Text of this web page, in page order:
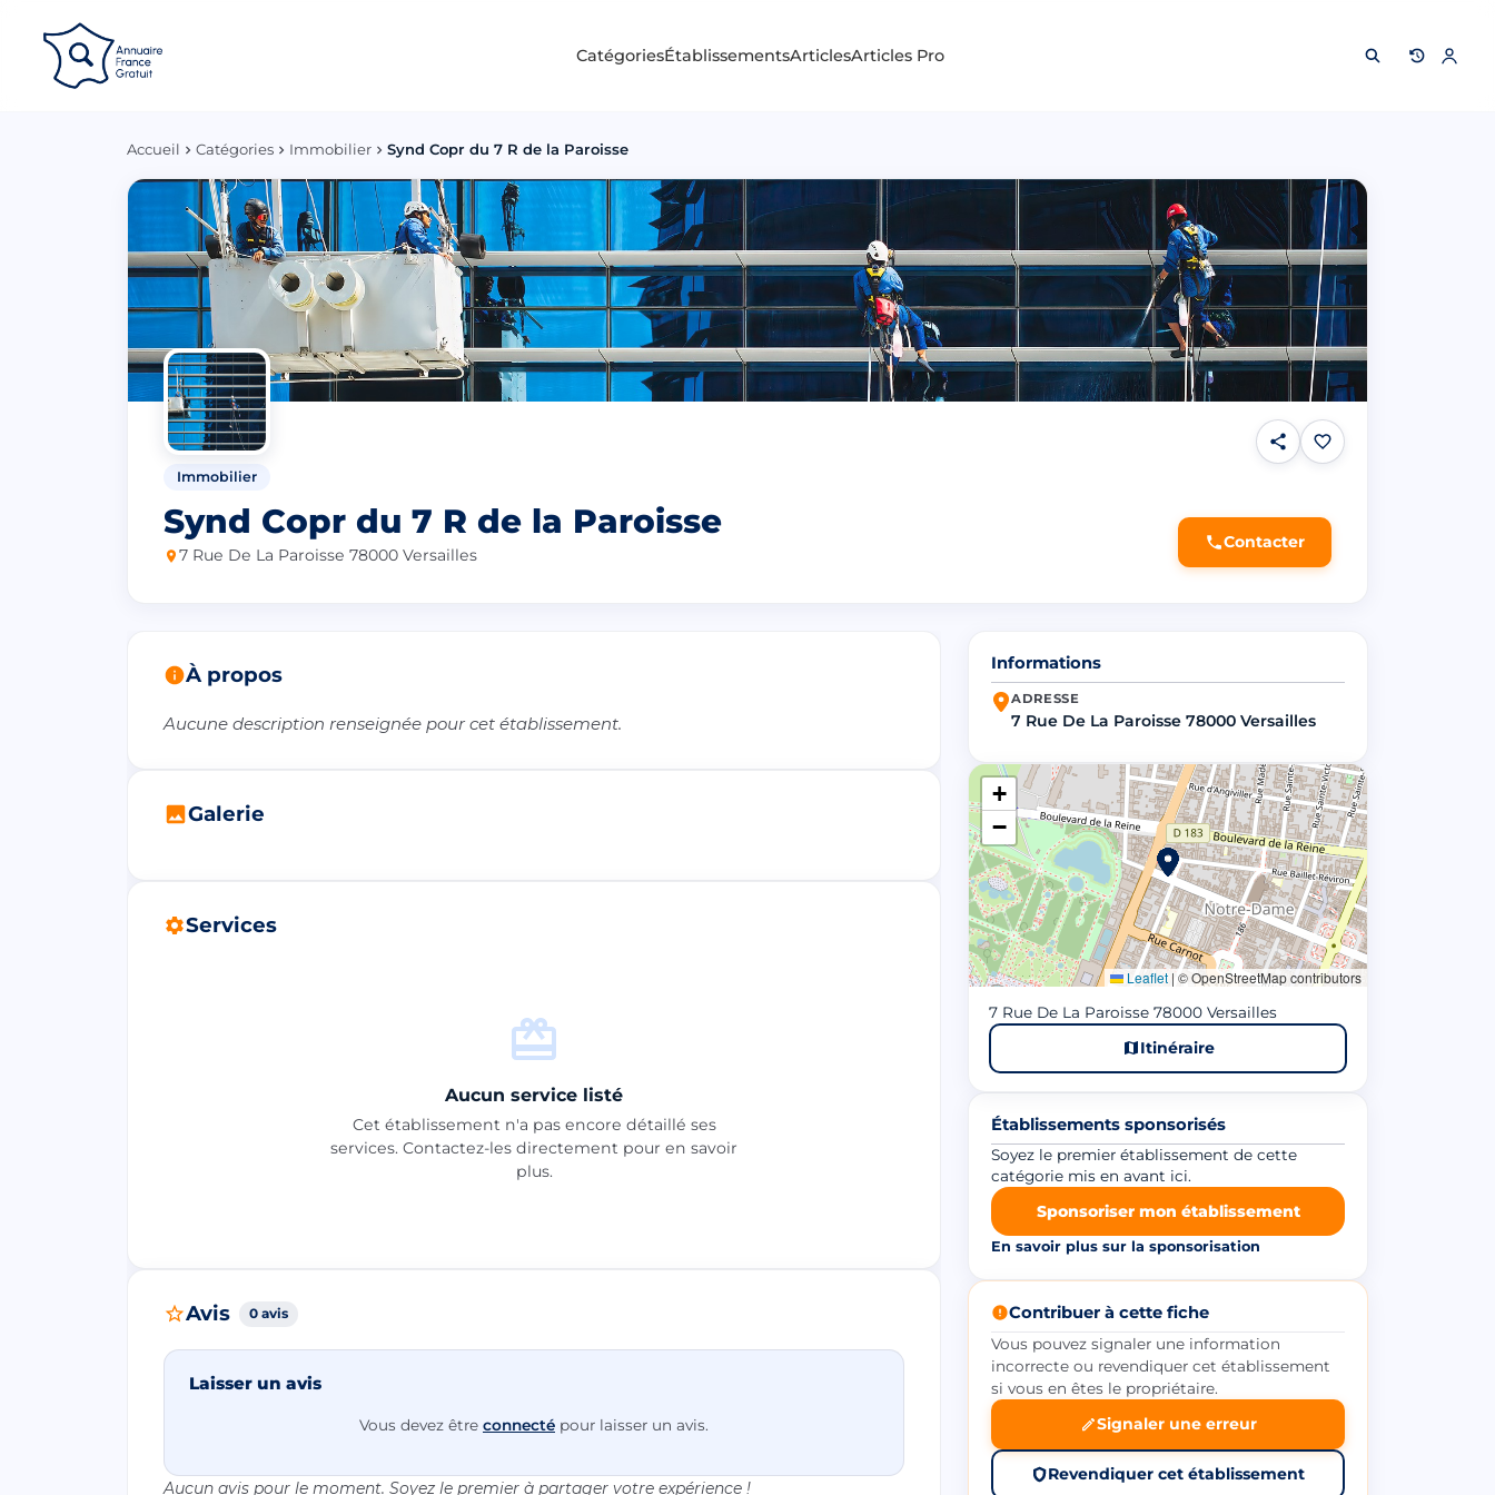
CatégoriesÉtablissementsArticlesArticles Pro
Accueil Catégories Immobilier Synd Copr du 7 R de la Paroisse
Immobilier
Synd Copr du 7 R de la Paroisse
7 Rue De La Paroisse 78000 Versailles
Contacter
À propos
Aucune description renseignée pour cet établissement.
Galerie
Services
Aucun service listé
Cet établissement n'a pas encore détaillé ses
services. Contactez-les directement pour en savoir
plus.
Avis 0 avis
Laisser un avis
Vous devez être connecté pour laisser un avis.
Aucun avis pour le moment. Soyez le premier à partager votre expérience !
Informations
ADRESSE
7 Rue De La Paroisse 78000 Versailles
+
−
Leaflet |© OpenStreetMap contributors
7 Rue De La Paroisse 78000 Versailles
Itinéraire
Établissements sponsorisés
Soyez le premier établissement de cette
catégorie mis en avant ici.
Sponsoriser mon établissement
En savoir plus sur la sponsorisation
Contribuer à cette fiche
Vous pouvez signaler une information
incorrecte ou revendiquer cet établissement
si vous en êtes le propriétaire.
Signaler une erreur
Revendiquer cet établissement